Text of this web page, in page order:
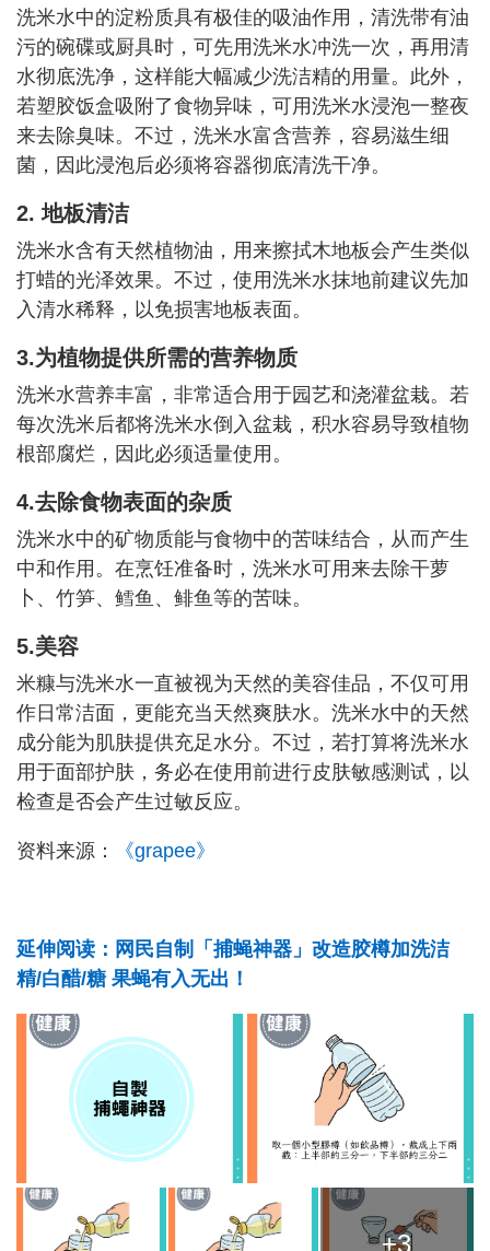
洗米水中的淀粉质具有极佳的吸油作用，清洗带有油
污的碗碟或厨具时，可先用洗米水冲洗一次，再用清
水彻底洗净，这样能大幅减少洗洁精的用量。此外，
若塑胶饭盒吸附了食物异味，可用洗米水浸泡一整夜
来去除臭味。不过，洗米水富含营养，容易滋生细
菌，因此浸泡后必须将容器彻底清洗干净。
2. 地板清洁
洗米水含有天然植物油，用来擦拭木地板会产生类似
打蜡的光泽效果。不过，使用洗米水抹地前建议先加
入清水稀释，以免损害地板表面。
3.为植物提供所需的营养物质
洗米水营养丰富，非常适合用于园艺和浇灌盆栽。若
每次洗米后都将洗米水倒入盆栽，积水容易导致植物
根部腐烂，因此必须适量使用。
4.去除食物表面的杂质
洗米水中的矿物质能与食物中的苦味结合，从而产生
中和作用。在烹饪准备时，洗米水可用来去除干萝
卜、竹笋、鳕鱼、鲱鱼等的苦味。
5.美容
米糠与洗米水一直被视为天然的美容佳品，不仅可用
作日常洁面，更能充当天然爽肤水。洗米水中的天然
成分能为肌肤提供充足水分。不过，若打算将洗米水
用于面部护肤，务必在使用前进行皮肤敏感测试，以
检查是否会产生过敏反应。
资料来源： 《grapee》
延伸阅读：网民自制「捕蝇神器」改造胶樽加洗洁
精/白醋/糖 果蝇有入无出！
+3